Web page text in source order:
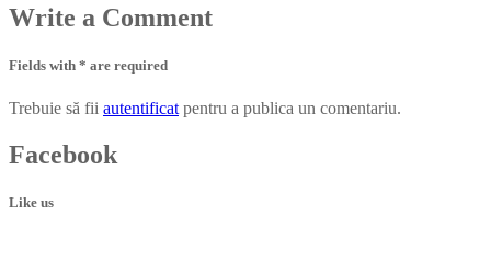
Write a Comment
Fields with * are required
Trebuie să fii autentificat pentru a publica un comentariu.
Facebook
Like us